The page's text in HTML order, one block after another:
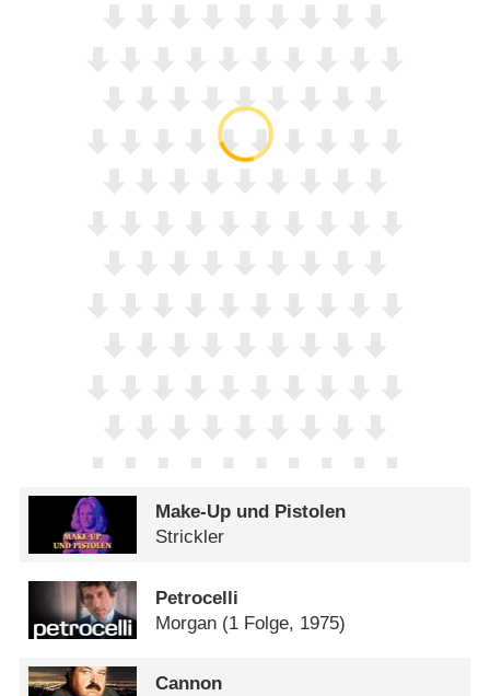
Make-Up und Pistolen
Strickler
Petrocelli
Morgan (1 Folge, 1975)
Cannon